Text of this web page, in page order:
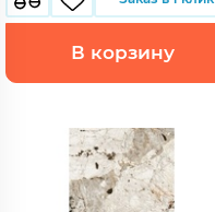
В корзину